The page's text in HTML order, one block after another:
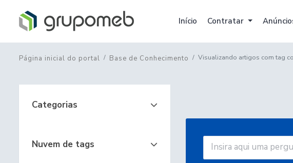
Início Contratar
Página inicial do portal Base de Conhecimento Visualizando artigos com tag
Categorias
Nuvem de tags